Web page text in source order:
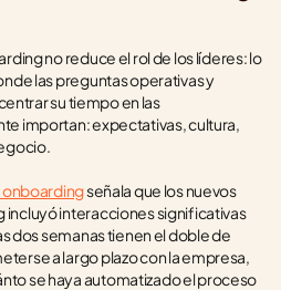
no reduce el rol de los líderes: lo
las preguntas operativas y
su tiempo en las
importan: expectativas, cultura,
onboarding señala que los nuevos
interacciones significativas
dos semanas tienen el doble de
a largo plazo con la empresa,
se haya automatizado el proceso